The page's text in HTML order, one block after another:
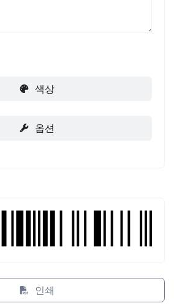
색상
옵션
인쇄